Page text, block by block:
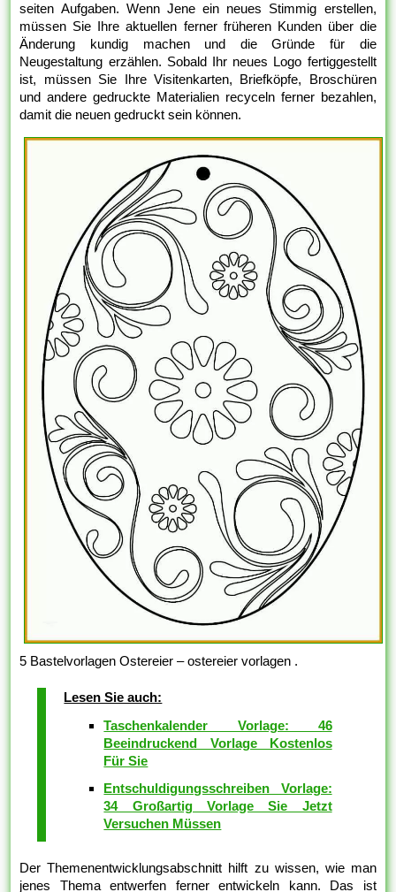
seiten Aufgaben. Wenn Jene ein neues Stimmig erstellen,
müssen Sie Ihre aktuellen ferner früheren Kunden über die
Änderung kundig machen und die Gründe für die
Neugestaltung erzählen. Sobald Ihr neues Logo fertiggestellt
ist, müssen Sie Ihre Visitenkarten, Briefköpfe, Broschüren
und andere gedruckte Materialien recyceln ferner bezahlen,
damit die neuen gedruckt sein können.
5 Bastelvorlagen Ostereier – ostereier vorlagen .
Lesen Sie auch:
Taschenkalender Vorlage: 46
Beeindruckend Vorlage Kostenlos
Für Sie
Entschuldigungsschreiben Vorlage:
34 Großartig Vorlage Sie Jetzt
Versuchen Müssen
Der Themenentwicklungsabschnitt hilft zu wissen, wie man
jenes Thema entwerfen ferner entwickeln kann. Das ist